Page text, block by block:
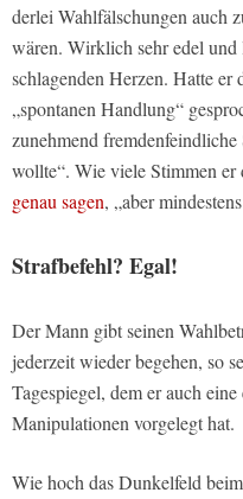
derlei Wahlfälschungen auch
wären. Wirklich sehr edel
schlagenden Herzen. Hatte
„spontanen Handlung“
zunehmend
wollte“. Wie viele Stimmen er
genau sagen, „aber
Strafbefehl? Egal!
Der Mann gibt seinen
jederzeit wieder begehen, so
Tagespiegel, dem er auch
Manipulationen vorgelegt hat.
Wie hoch das Dunkelfeld